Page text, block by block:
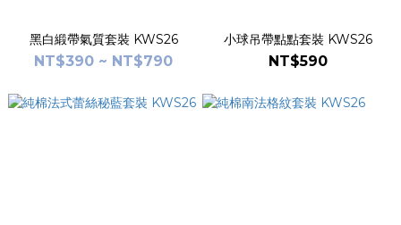
黑白緞帶氣質套裝 KWS26
NT$390 ~ NT$790
小球吊帶點點套裝 KWS26
NT$590